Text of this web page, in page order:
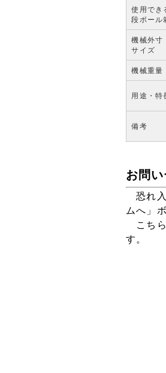
使用でき
段ボール
機械外寸
サイズ
機械重量
用途・特
備考
お問
恐れ入
ムへ」
こちら
す。